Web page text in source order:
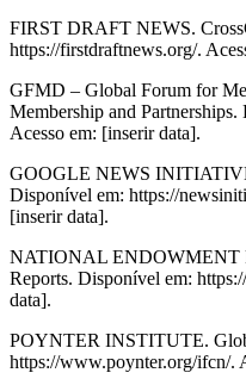
FIRST DRAFT NEWS.
https://firstdraftnews.org/.
GFMD – Global Forum for
Membership and
Acesso em: [inserir data].
GOOGLE NEWS
Disponível em: https://
[inserir data].
NATIONAL ENDOWMENT
Reports. Disponível em:
data].
POYNTER INSTITUTE.
https://www.poynter.org/ifcn/.